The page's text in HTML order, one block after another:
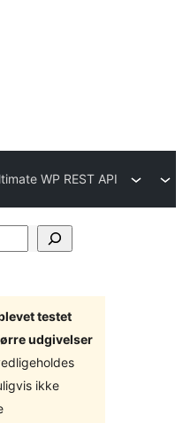
WP REST API
testet
udgivelser
ikke